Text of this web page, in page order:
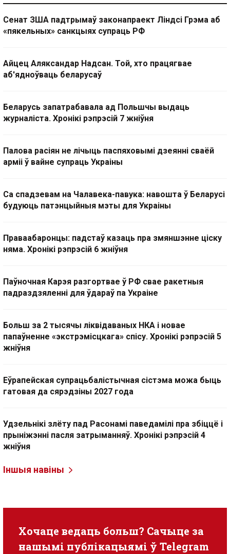
Сенат ЗША падтрымаў законапраект Ліндсі Грэма аб
«пякельных» санкцыях супраць РФ
Айцец Аляксандар Надсан. Той, хто працягвае
аб'ядноўваць беларусаў
Беларусь запатрабавала ад Польшчы выдаць
журналіста. Хронікі рэпрэсій 7 жніўня
Палова расіян не лічыць паспяховымі дзеянні сваёй
арміі ў вайне супраць Украіны
Са спадзевам на Чалавека-павука: навошта ў Беларусі
будуюць патэнцыйныя мэты для Украіны
Праваабаронцы: падстаў казаць пра змяншэнне ціску
няма. Хронікі рэпрэсій 6 жніўня
Паўночная Карэя разгортвае ў РФ свае ракетныя
падраздзяленні для ўдараў па Украіне
Больш за 2 тысячы ліквідаваных НКА і новае
папаўненне «экстрэмісцкага» спісу. Хронікі рэпрэсій 5
жніўня
Еўрапейская супрацьбалістычная сістэма можа быць
гатовая да сярэдзіны 2027 года
Удзельнікі злёту пад Расонамі паведамілі пра збіццё і
прыніжэнні пасля затрыманняў. Хронікі рэпрэсій 4
жніўня
Іншыя навіны
Хочаце ведаць больш? Сачыце за
нашымі публікацыямі ў Telegram